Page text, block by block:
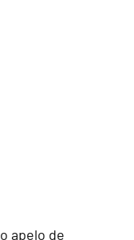
apelo de